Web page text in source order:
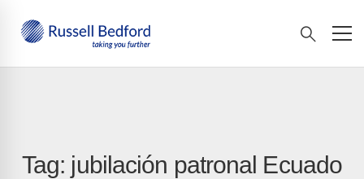
Tag: jubilación patronal Ecuado